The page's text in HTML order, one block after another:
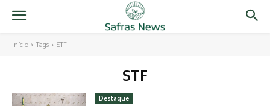
Início Tags STF
STF
Destaque